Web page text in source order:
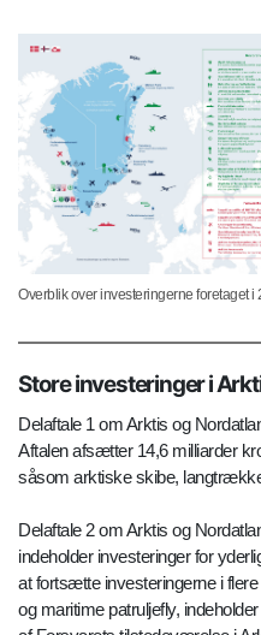
Overblik over investeringerne foretaget i
Store investeringer i
Delaftale 1 om Arktis og
Aftalen afsætter 14,6 milliarder
såsom arktiske skibe,
Delaftale 2 om Arktis og
indeholder investeringer for
at fortsætte investeringerne i
og maritime patruljefly,